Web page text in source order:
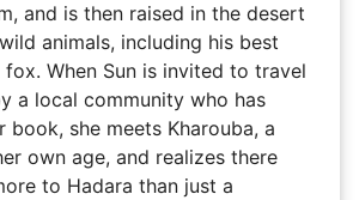
and is then raised in the desert
animals, including his best
When Sun is invited to travel
a local community who has
book, she meets Kharouba, a
own age, and realizes there
to Hadara than just a